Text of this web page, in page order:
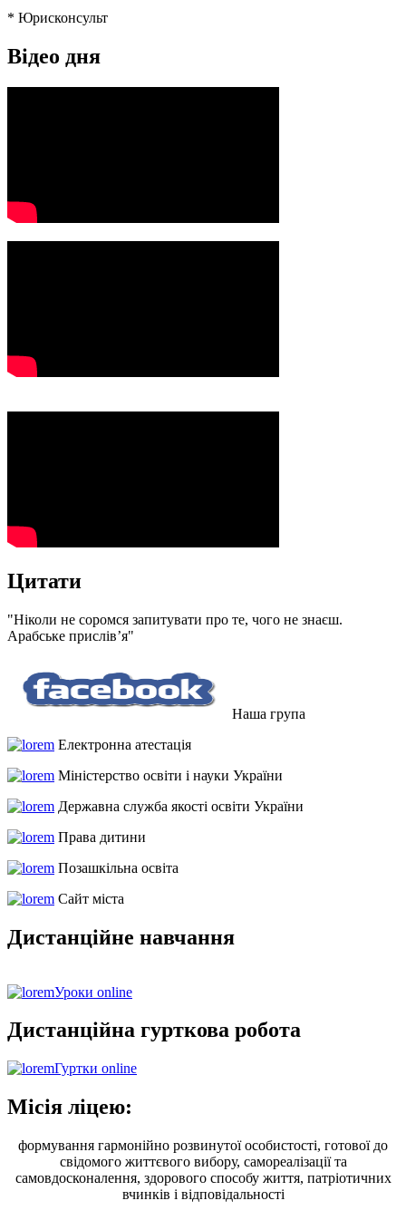
* Юрисконсульт
Відео дня
Цитати
"Ніколи не соромся запитувати про те, чого не знаєш.
Арабське прислів’я"
Наша група
Електронна атестація
Міністерство освіти і науки України
Державна служба якості освіти України
Права дитини
Позашкільна освіта
Сайт міста
Дистанційне навчання
Уроки online
Дистанційна гурткова робота
Гуртки online
Місія ліцею:
формування гармонійно розвинутої особистості, готової до
свідомого життєвого вибору, самореалізації та
самовдосконалення, здорового способу життя, патріотичних
вчинків і відповідальності